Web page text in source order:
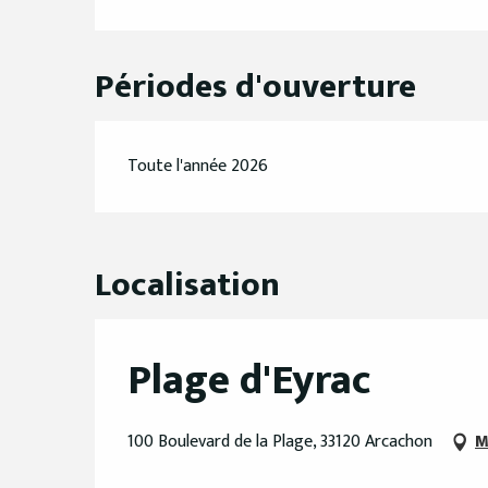
Périodes d'ouverture
Toute l'année 2026
Localisation
Plage d'Eyrac
100 Boulevard de la Plage, 33120 Arcachon